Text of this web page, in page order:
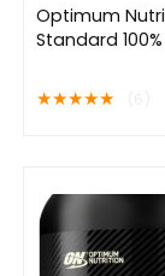
Optimum
Standard
Chocolate –
Poeder –
★★★★★